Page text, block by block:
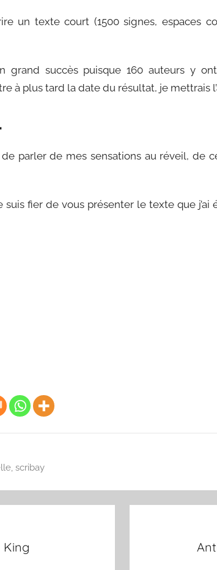
un texte court (1500 signes, espaces
grand succès puisque 160 auteurs y
à plus tard la date du résultat, je mettrais
de parler de mes sensations au réveil, de
fier de vous présenter le texte que j’ai
, scribay
King